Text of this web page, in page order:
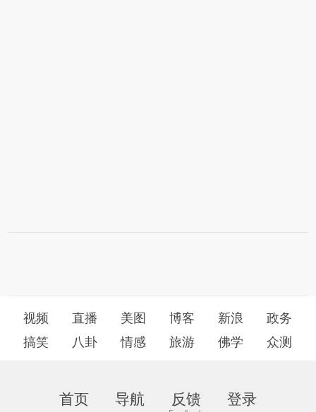
视频 直播 美图 博客 新浪
政务
搞笑
八卦 情感 旅游 佛学 众测
首页 导航 反馈 登录